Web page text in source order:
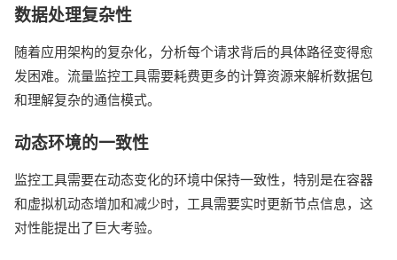
数据处理复杂性
随着应用架构的复杂化，分析每个请求背后的具体路径变得愈
发困难。流量监控工具需要耗费更多的计算资源来解析数据包
和理解复杂的通信模式。
动态环境的一致性
监控工具需要在动态变化的环境中保持一致性，特别是在容器
和虚拟机动态增加和减少时，工具需要实时更新节点信息，这
对性能提出了巨大考验。